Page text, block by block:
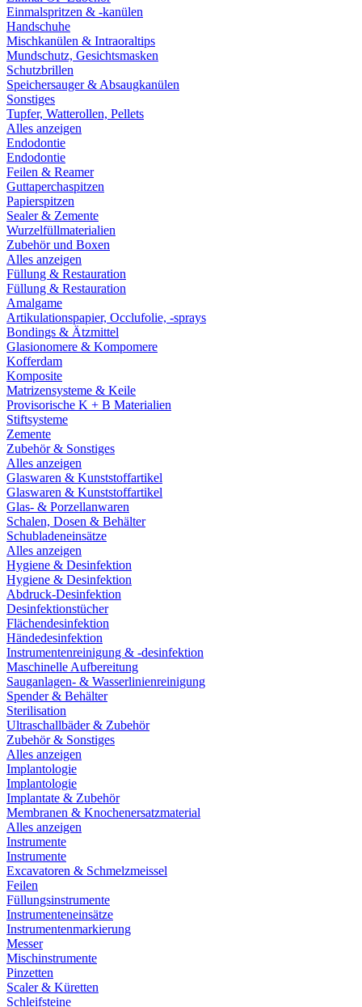
Einmalspritzen & -kanülen
Handschuhe
Mischkanülen & Intraoraltips
Mundschutz, Gesichtsmasken
Schutzbrillen
Speichersauger & Absaugkanülen
Sonstiges
Tupfer, Watterollen, Pellets
Alles anzeigen
Endodontie
Endodontie
Feilen & Reamer
Guttaperchaspitzen
Papierspitzen
Sealer & Zemente
Wurzelfüllmaterialien
Zubehör und Boxen
Alles anzeigen
Füllung & Restauration
Füllung & Restauration
Amalgame
Artikulationspapier, Occlufolie, -sprays
Bondings & Ätzmittel
Glasionomere & Kompomere
Kofferdam
Komposite
Matrizensysteme & Keile
Provisorische K + B Materialien
Stiftsysteme
Zemente
Zubehör & Sonstiges
Alles anzeigen
Glaswaren & Kunststoffartikel
Glaswaren & Kunststoffartikel
Glas- & Porzellanwaren
Schalen, Dosen & Behälter
Schubladeneinsätze
Alles anzeigen
Hygiene & Desinfektion
Hygiene & Desinfektion
Abdruck-Desinfektion
Desinfektionstücher
Flächendesinfektion
Händedesinfektion
Instrumentenreinigung & -desinfektion
Maschinelle Aufbereitung
Sauganlagen- & Wasserlinienreinigung
Spender & Behälter
Sterilisation
Ultraschallbäder & Zubehör
Zubehör & Sonstiges
Alles anzeigen
Implantologie
Implantologie
Implantate & Zubehör
Membranen & Knochenersatzmaterial
Alles anzeigen
Instrumente
Instrumente
Excavatoren & Schmelzmeissel
Feilen
Füllungsinstrumente
Instrumenteneinsätze
Instrumentenmarkierung
Messer
Mischinstrumente
Pinzetten
Scaler & Küretten
Schleifsteine